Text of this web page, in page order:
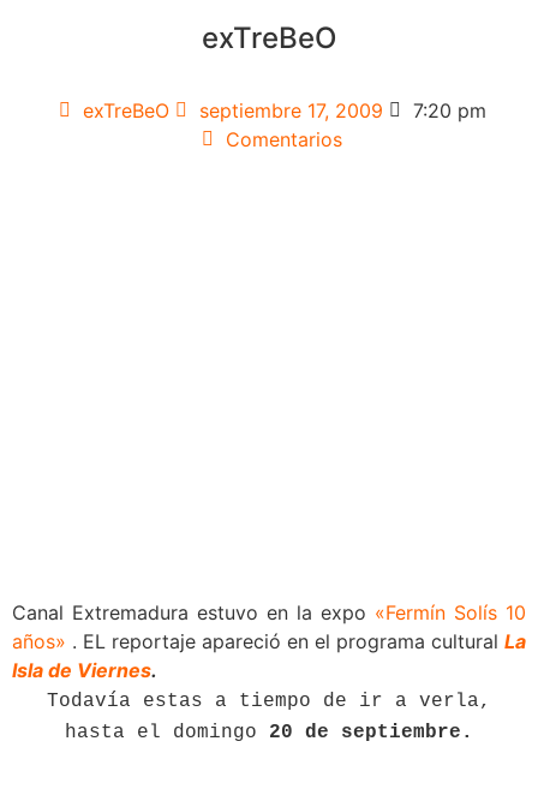
exTreBeO
exTreBeO septiembre 17, 2009
7:20 pm
Comentarios
Canal Extremadura estuvo en la expo «Fermín Solís 10
años» . EL reportaje apareció en el programa cultural La
Isla de Viernes.
Todavía estas a tiempo de ir a verla,
hasta el domingo 20 de septiembre.